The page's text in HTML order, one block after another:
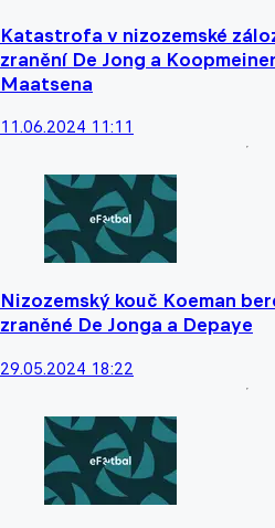
Katastrofa v nizozemské
zranění De Jong a
Maatsena
11.06.2024 11:11
Nizozemský kouč Koeman
zraněné De Jonga a Depaye
29.05.2024 18:22